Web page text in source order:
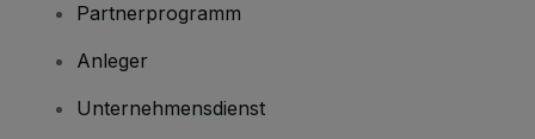
Partnerprogramm
Anleger
Unternehmensdienst